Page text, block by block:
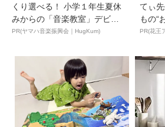
くり選べる！ 小学１年生夏休
みからの「音楽教室」デビ
ュ...
PR(ヤマハ音楽振興会｜HugKum)
てぃ
もの“
PR(花王